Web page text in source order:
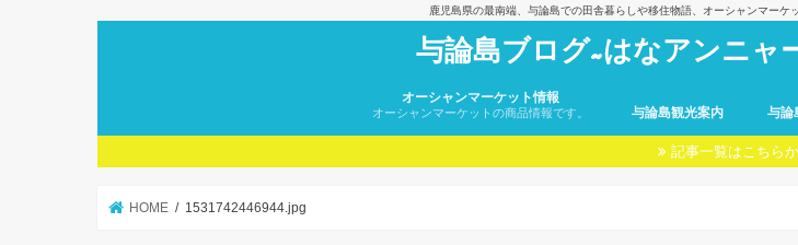
鹿児島県の最南端、与論島での田舎暮らしや移住物語、オーシャンマーケ
与論島ブログ~はなアンニャ
オーシャンマーケット情報
オーシャンマーケットの商品情報です。 与論島観光案内 与論
記事一覧はこちら
HOME 1531742446944.jpg